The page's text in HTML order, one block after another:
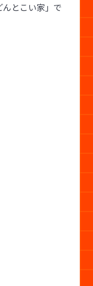
とこい家」で